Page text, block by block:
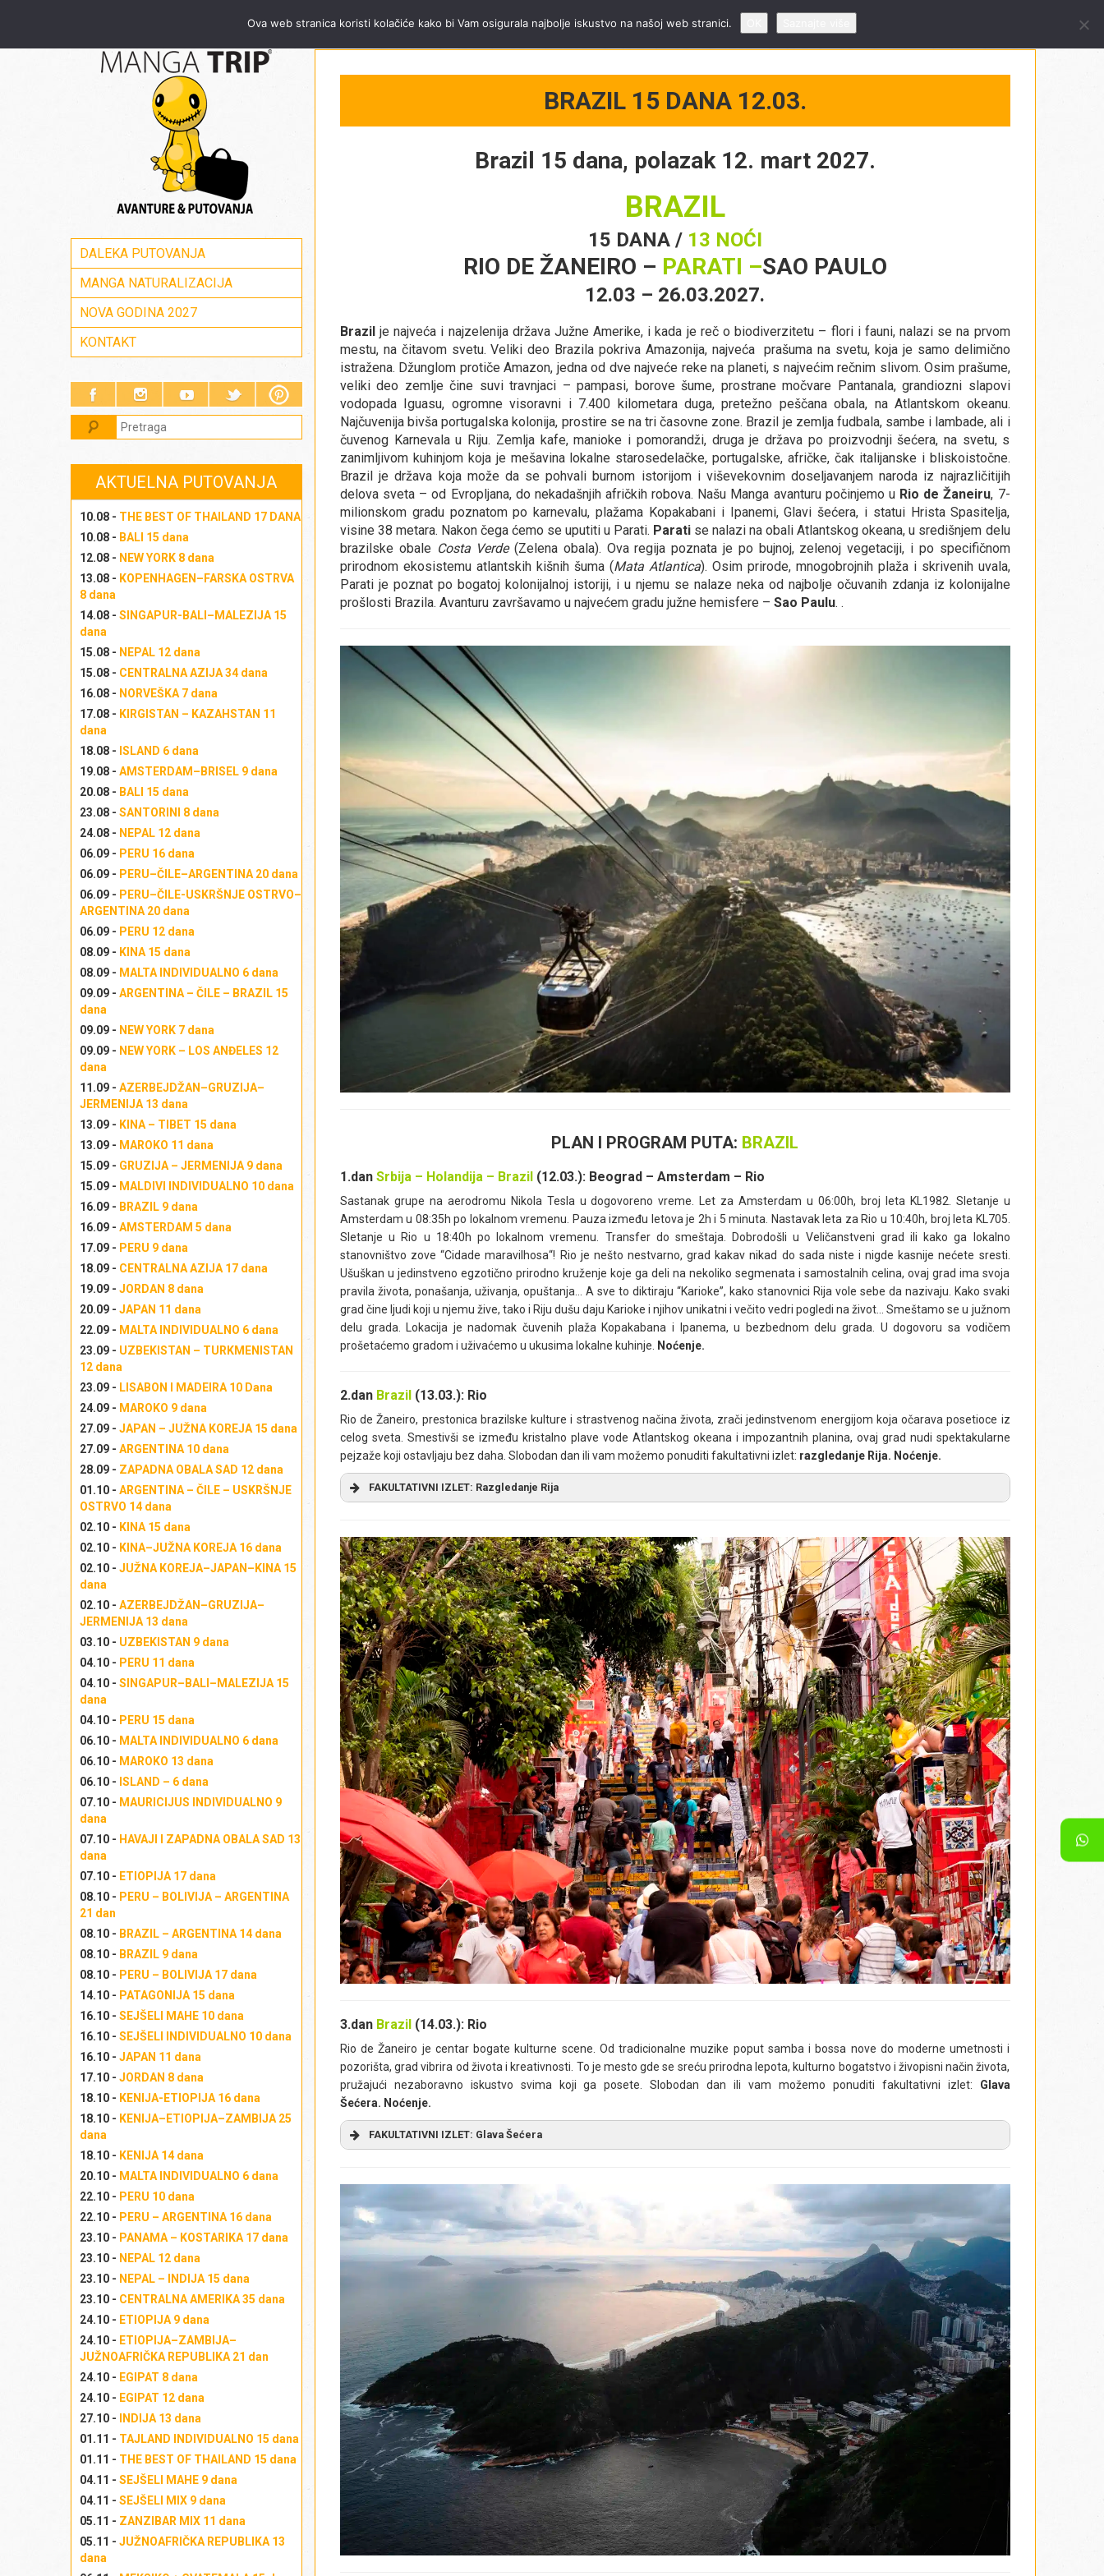
radnim danima od 09 – 19h, subotom od 10 – 14h
DALEKA PUTOVANJA
MANGA NATURALIZACIJA
NOVA GODINA 2027
KONTAKT
AKTUELNA PUTOVANJA
10.08 - THE BEST OF THAILAND 17 DANA
10.08 - BALI 15 dana
12.08 - NEW YORK 8 dana
13.08 - KOPENHAGEN–FARSKA OSTRVA
8 dana
14.08 - SINGAPUR-BALI–MALEZIJA 15
dana
15.08 - NEPAL 12 dana
15.08 - CENTRALNA AZIJA 34 dana
16.08 - NORVEŠKA 7 dana
17.08 - KIRGISTAN – KAZAHSTAN 11
dana
18.08 - ISLAND 6 dana
19.08 - AMSTERDAM–BRISEL 9 dana
20.08 - BALI 15 dana
23.08 - SANTORINI 8 dana
24.08 - NEPAL 12 dana
06.09 - PERU 16 dana
06.09 - PERU–ČILE–ARGENTINA 20 dana
06.09 - PERU–ČILE-USKRŠNJE OSTRVO–
ARGENTINA 20 dana
06.09 - PERU 12 dana
08.09 - KINA 15 dana
08.09 - MALTA INDIVIDUALNO 6 dana
09.09 - ARGENTINA – ČILE – BRAZIL 15
dana
09.09 - NEW YORK 7 dana
09.09 - NEW YORK – LOS ANĐELES 12
dana
11.09 - AZERBEJDŽAN–GRUZIJA–
JERMENIJA 13 dana
13.09 - KINA – TIBET 15 dana
13.09 - MAROKO 11 dana
15.09 - GRUZIJA – JERMENIJA 9 dana
15.09 - MALDIVI INDIVIDUALNO 10 dana
16.09 - BRAZIL 9 dana
16.09 - AMSTERDAM 5 dana
17.09 - PERU 9 dana
18.09 - CENTRALNA AZIJA 17 dana
19.09 - JORDAN 8 dana
20.09 - JAPAN 11 dana
22.09 - MALTA INDIVIDUALNO 6 dana
23.09 - UZBEKISTAN – TURKMENISTAN
12 dana
23.09 - LISABON I MADEIRA 10 Dana
24.09 - MAROKO 9 dana
27.09 - JAPAN – JUŽNA KOREJA 15 dana
27.09 - ARGENTINA 10 dana
28.09 - ZAPADNA OBALA SAD 12 dana
01.10 - ARGENTINA – ČILE – USKRŠNJE
OSTRVO 14 dana
02.10 - KINA 15 dana
02.10 - KINA–JUŽNA KOREJA 16 dana
02.10 - JUŽNA KOREJA–JAPAN–KINA 15
dana
02.10 - AZERBEJDŽAN–GRUZIJA–
JERMENIJA 13 dana
03.10 - UZBEKISTAN 9 dana
04.10 - PERU 11 dana
04.10 - SINGAPUR–BALI–MALEZIJA 15
dana
04.10 - PERU 15 dana
06.10 - MALTA INDIVIDUALNO 6 dana
06.10 - MAROKO 13 dana
06.10 - ISLAND – 6 dana
07.10 - MAURICIJUS INDIVIDUALNO 9
dana
07.10 - HAVAJI I ZAPADNA OBALA SAD 13
dana
07.10 - ETIOPIJA 17 dana
08.10 - PERU – BOLIVIJA – ARGENTINA
21 dan
08.10 - BRAZIL – ARGENTINA 14 dana
08.10 - BRAZIL 9 dana
08.10 - PERU – BOLIVIJA 17 dana
14.10 - PATAGONIJA 15 dana
16.10 - SEJŠELI MAHE 10 dana
16.10 - SEJŠELI INDIVIDUALNO 10 dana
16.10 - JAPAN 11 dana
17.10 - JORDAN 8 dana
18.10 - KENIJA-ETIOPIJA 16 dana
18.10 - KENIJA–ETIOPIJA–ZAMBIJA 25
dana
18.10 - KENIJA 14 dana
20.10 - MALTA INDIVIDUALNO 6 dana
22.10 - PERU 10 dana
22.10 - PERU – ARGENTINA 16 dana
23.10 - PANAMA – KOSTARIKA 17 dana
23.10 - NEPAL 12 dana
23.10 - NEPAL – INDIJA 15 dana
23.10 - CENTRALNA AMERIKA 35 dana
24.10 - ETIOPIJA 9 dana
24.10 - ETIOPIJA–ZAMBIJA–
JUŽNOAFRIČKA REPUBLIKA 21 dan
24.10 - EGIPAT 8 dana
24.10 - EGIPAT 12 dana
27.10 -
INDIJA 13 dana
01.11 - TAJLAND INDIVIDUALNO 15 dana
01.11 - THE BEST OF THAILAND 15 dana
04.11 - SEJŠELI MAHE 9 dana
04.11 - SEJŠELI MIX 9 dana
05.11 - ZANZIBAR MIX 11 dana
05.11 - JUŽNOAFRIČKA REPUBLIKA 13
dana
BRAZIL 15 DANA 12.03.
Brazil 15 dana, polazak 12. mart 2027.
BRAZIL
15 DANA /13 NOĆI
RIO DE ŽANEIRO – PARATI –SAO PAULO
12.03 – 26.03.2027.
Brazil je najveća i najzelenija država Južne Amerike, i kada je reč o biodiverzitetu – flori i fauni, nalazi se na prvom
mestu, na čitavom svetu. Veliki deo Brazila pokriva Amazonija, najveća prašuma na svetu, koja je samo delimično
istražena. Džunglom protiče Amazon, jedna od dve najveće reke na planeti, s najvećim rečnim slivom. Osim prašume,
veliki deo zemlje čine suvi travnjaci – pampasi, borove šume, prostrane močvare Pantanala, grandiozni slapovi
vodopada Iguasu, ogromne visoravni i 7.400 kilometara duga, pretežno peščana obala, na Atlantskom okeanu.
Najčuvenija bivša portugalska kolonija, prostire se na tri časovne zone. Brazil je zemlja fudbala, sambe i lambade, ali i
čuvenog Karnevala u Riju. Zemlja kafe, manioke i pomorandži, druga je država po proizvodnji šećera, na svetu, s
zanimljivom kuhinjom koja je mešavina lokalne starosedelačke, portugalske, afričke, čak italijanske i bliskoistočne.
Brazil je država koja može da se pohvali burnom istorijom i viševekovnim doseljavanjem naroda iz najrazličitijih
delova sveta – od Evropljana, do nekadašnjih afričkih robova. Našu Manga avanturu počinjemo u Rio de Žaneiru, 7-
milionskom gradu poznatom po karnevalu, plažama Kopakabani i Ipanemi, Glavi šećera, i statui Hrista Spasitelja,
visine 38 metara. Nakon čega ćemo se uputiti u Parati. Parati se nalazi na obali Atlantskog okeana, u središnjem delu
brazilske obale Costa Verde(Zelena obala). Ova regija poznata je po bujnoj, zelenoj vegetaciji, i po specifičnom
prirodnom ekosistemu atlantskih kišnih šuma (Mata Atlantica). Osim prirode, mnogobrojnih plaža i skrivenih uvala,
Parati je poznat po bogatoj kolonijalnoj istoriji, i u njemu se nalaze neka od najbolje očuvanih zdanja iz kolonijalne
prošlosti Brazila. Avanturu završavamo u najvećem gradu južne hemisfere – Sao Paulu. .
PLAN I PROGRAM PUTA: BRAZIL
1.dan Srbija – Holandija – Brazil (12.03.): Beograd – Amsterdam – Rio
Sastanak grupe na aerodromu Nikola Tesla u dogovoreno vreme. Let za Amsterdam u 06:00h, broj leta KL1982. Sletanje u
Amsterdam u 08:35h po lokalnom vremenu. Pauza između letova je 2h i 5 minuta. Nastavak leta za Rio u 10:40h, broj leta KL705.
Sletanje u Rio u 18:40h po lokalnom vremenu. Transfer do smeštaja. Dobrodošli u Veličanstveni grad ili kako ga lokalno
stanovništvo zove “Cidade maravilhosa“! Rio je nešto nestvarno, grad kakav nikad do sada niste i nigde kasnije nećete sresti.
Ušuškan u jedinstveno egzotično prirodno kruženje koje ga deli na nekoliko segmenata i samostalnih celina, ovaj grad ima svoja
pravila života, ponašanja, uživanja, opuštanja… A sve to diktiraju “Karioke”, kako stanovnici Rija vole sebe da nazivaju. Kako svaki
grad čine ljudi koji u njemu žive, tako i Riju dušu daju Karioke i njihov unikatni i večito vedri pogledi na život… Smeštamo se u južnom
delu grada. Lokacija je nadomak čuvenih plaža Kopakabana i Ipanema, u bezbednom delu grada. U dogovoru sa vodičem
prošetaćemo gradom i uživaćemo u ukusima lokalne kuhinje. Noćenje.
2.dan Brazil (13.03.): Rio
Rio de Žaneiro, prestonica brazilske kulture i strastvenog načina života, zrači jedinstvenom energijom koja očarava posetioce iz
celog sveta. Smestivši se između kristalno plave vode Atlantskog okeana i impozantnih planina, ovaj grad nudi spektakularne
pejzaže koji ostavljaju bez daha. Slobodan dan ili vam možemo ponuditi fakultativni izlet: razgledanje Rija. Noćenje.
FAKULTATIVNI IZLET: Razgledanje Rija
se s načinom života i zanimljivim pejzažima u zaleđu ovog grada. Naselja Flamengo i Botafogo, prva su stambena naselja u
južnoj zoni Rija. Mirna četvrt Flamengo, poznata je po velelepnim kolonijalnim kućama, koje stoje u nizu zajedno s modernim
stambenim zgradama. U poređenju s Flamengom, Botafogo je užurbana, komercijalna četvrt. Nalazi se u istoimenom zalivu
u obliku polumeseca, na peščanoj plaži, s pogledom na Glavu šećera. Daleko od obale, višespratnice ustupaju mesto ulicama
s drvećem, bioskopima, muzejima, restoranima i tržnim centrima, kao i modernim delovima s barovima i alternativnim
noćnim klubovima. Kroz šumu Tižuka (Tijuca ) iPaineiras , popećemo se na poznati vrh Korkovado (Corcovado), do čuvene
statue Hrista Spasitelja (Cristo Redentor), odakle se pružaju fascinantne panorame naCidade Maravilhosa– “predivan grad”,
kako još nazivaju Rio de Žaneiro. Statua Hrista u art deko stilu, našla se na listi Sedam novih svetskih čuda. Nakon obilaska,
pravimo pauzu u kvartu Svete Tereze (Santa Teresa) i nastavljamo laganu šetnju do centra Rija, kvartovaLapai Glorija
(Gloria), gde ćemo se popeti čuvenim stepeništem Lape, Selaronovim stepeništem ( Escadaria Selaron). Stepenište je dobilo
naziv po čileanskom umetniku Horheu Selaronu, koji ih je dekorisao i oslikao, izjavivši da su one njegov “omaž brazilskom
narodu”. Zatim ćemo obići modernu katedralu Svetog Sebastijana (Catedral de São Sebastião), centralnu katedralu Rio de
Žaneira, čiji je neobičan oblik – u obliku piramide drevnih Maja, osmislio arhitekta Edgar de Oliveira da Fonseka. “Nova
katedrala”, kako je još nazivaju, visine 75 metara, podignuta je 1979. godine kako bi zamenila staru Crkvu Gospe od Karmela
(staru katedralu) iz 18. veka. Unutrašnjost katedrale površine je 8.000 kvadratnih metara, i ima 5.000 mesta za sedenje.
Nakon obilaska crkve, prošetaćemo centrom grada, u kojem se prepliću stara zdanja i moderni oblakoderi. Obilazak
završavamo kafom i kolačima u čuvenoj poslastičarnici Kolombo(Colombo). Povratak u smeštaj.
Izlet obuhvata:
privatni kombi transfer od izlaska iz hotela do centra grada (do oko 14 h), uslugu vodiča, posetu Nacionalnom
parku Tižuka, transferi unutar nacionalnog parka (zasebni autorizovani prevoz unutar nacionalnog parka), ulaznica u
monumentalni kompleks Hrist Spasitelj na brdu Korkovado.
Izlet ne obuhvata:Napojnice (bakšiš) i obroke.
Izlet se realizuje iz mesta:Rio De Janeiro
3.dan Brazil (14.03.): Rio
Rio de Žaneiro je centar bogate kulturne scene. Od tradicionalne muzike poput samba i bossa nove do moderne umetnosti i
pozorišta, grad vibrira od života i kreativnosti. To je mesto gde se sreću prirodna lepota, kulturno bogatstvo i živopisni način života,
pružajući nezaboravno iskustvo svima koji ga posete. Slobodan dan ili vam možemo ponuditi fakultativni izlet: Glava
Šećera. Noćenje.
FAKULTATIVNI IZLET: Glava Šećera
penjemo na Glavu šećera (Pão de Açúcar
), brdo oštrih ivica, visine 395 metara, koje se nalazi u centru grada. Jedno od
nekoliko monolitnih, granitnih brda koja se uzdižu oko Rio de Žaneira, naziv je dobilo po neobičnoj formi, jer podseća na
kupasti oblik presovanog šećera, način na koji se nekada davno oblikovao, zbog transporta (i danas, Brazil je drugi najveći
proizvođač šećera, na svetu). Do vrha stene vozićemo se žičarom, iz koje se pružaju panoramski pogledi na grad. Brdo ima
status zaštićenog spomenika prirode, i deo je svetske baštine Uneska, od 2012. godine. S vrha Glave šećera, pruža se
spektakularan pogled na najpoznatija obeležja Rija:
most Rio – Niteroi , Korkovado, tvrđavu Svetog Krsta ( Santa Cruz)kao i
Praia da Copacabana). Pripremite fotoaparate, jer ćemo tokom posete, ako vremenski uslovi
budu povoljni, imati priliku da vidimo i jedan od najlepših zalazaka Sunca. Nakon posete, povratak u hotel.
Izlet obuhvata:
Izlet ne obuhvata:
Napojnice (bakšiš) i obroke.
Izlet se realizuje iz mesta:
Rio De Janeiro
Ova web stranica koristi kolačiće kako bi Vam osigurala najbolje iskustvo na našoj web stranici.